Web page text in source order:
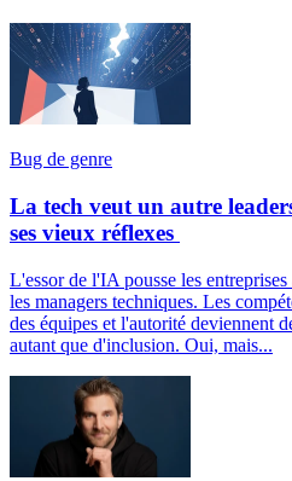
Bug de genre
La tech veut un autre
ses vieux réflexes
L'essor de l'IA pousse les
les managers techniques. Les
des équipes et l'autorité deviennent
autant que d'inclusion. Oui, mais...